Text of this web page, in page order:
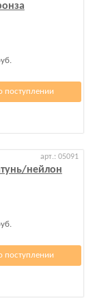
поступлении
арт.: 05091
нейлон
поступлении